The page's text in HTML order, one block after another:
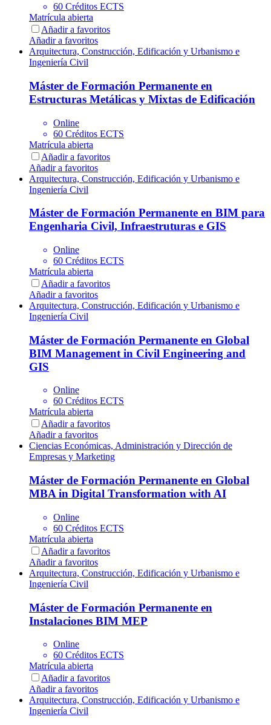
60 Créditos ECTS
Matrícula abierta
Añadir a favoritos
Añadir a favoritos
Arquitectura, Construcción, Edificación y Urbanismo e
Ingeniería Civil
Máster de Formación Permanente en
Estructuras Metálicas y Mixtas de Edificación
Online
60 Créditos ECTS
Matrícula abierta
Añadir a favoritos
Añadir a favoritos
Arquitectura, Construcción, Edificación y Urbanismo e
Ingeniería Civil
Máster de Formación Permanente en BIM para
Engenharia Civil, Infraestruturas e GIS
Online
60 Créditos ECTS
Matrícula abierta
Añadir a favoritos
Añadir a favoritos
Arquitectura, Construcción, Edificación y Urbanismo e
Ingeniería Civil
Máster de Formación Permanente en Global
BIM Management in Civil Engineering and
GIS
Online
60 Créditos ECTS
Matrícula abierta
Añadir a favoritos
Añadir a favoritos
Ciencias Económicas, Administración y Dirección de
Empresas y Marketing
Máster de Formación Permanente en Global
MBA in Digital Transformation with AI
Online
60 Créditos ECTS
Matrícula abierta
Añadir a favoritos
Añadir a favoritos
Arquitectura, Construcción, Edificación y Urbanismo e
Ingeniería Civil
Máster de Formación Permanente en
Instalaciones BIM MEP
Online
60 Créditos ECTS
Matrícula abierta
Añadir a favoritos
Añadir a favoritos
Arquitectura, Construcción, Edificación y Urbanismo e
Ingeniería Civil